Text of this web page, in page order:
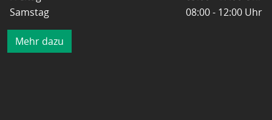
Samstag
08:00 - 12:00 Uhr
Mehr dazu